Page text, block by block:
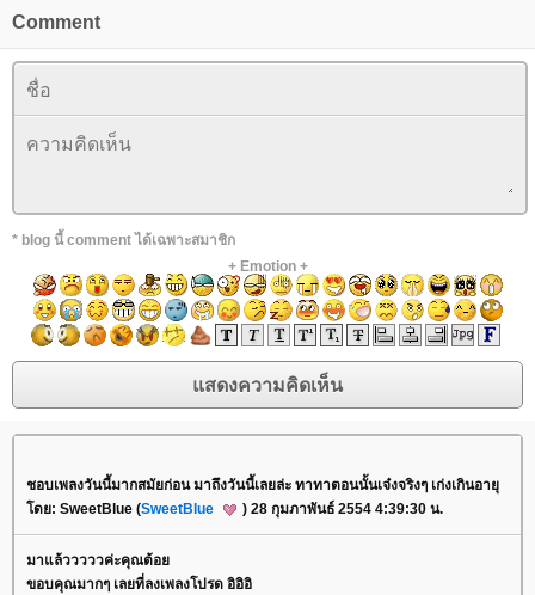
Comment
* blog นี้ comment ได้เฉพาะสมาชิก
+ Emotion+
ชอบเพลงวันนี้มากสมัยก่อน มาถึงวันนี้เลยล่ะ ทาทาตอนนั้นเจ๋งจริงๆ เก่งเกินอายุ
ดย: SweetBlue (SweetBlue ) 28 กุมภาพันธ์ 2554 4:39:30 น.
มาแล้วววววค่ะคุณต้อ
ขอบคุณมากๆ เลยที่ลงเพลงโปรด อิอิอิ